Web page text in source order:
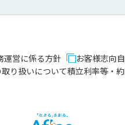
運営に係る方針 お客様志向
り扱いについて積立利率等・